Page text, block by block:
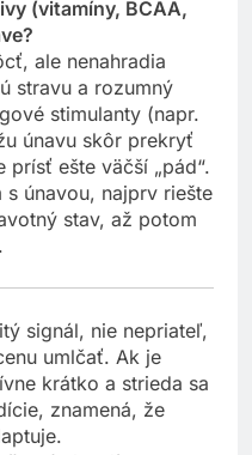
(vitamíny, BCAA,
ale nenahradia
stravu a rozumný
stimulanty (napr.
únavu skôr prekryť
ešte väčší „pád“.
únavou, najprv riešte
stav, až potom
signál, nie nepriateľ,
umlčať. Ak je
krátko a strieda sa
znamená, že